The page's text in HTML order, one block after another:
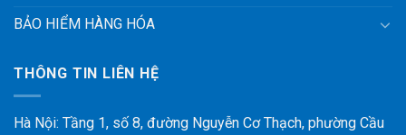
BẢO HIỂM HÀNG HÓA
THÔNG TIN LIÊN HỆ
Hà Nội: Tầng 1, số 8, đường Nguyễn Cơ Thạch, phường Cầu